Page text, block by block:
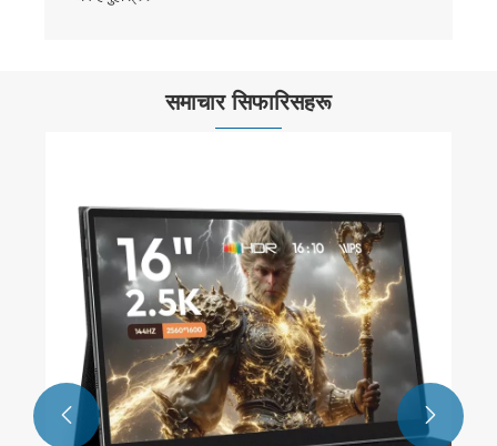
समाचार सिफारिसहरू
के पोर्टेबल मोनिटरहरूले बहु-उपकरण उत्पादकता र
मनोरन्जनलाई पुन: परिभाषित गर्दै छन्?
थप हेर्नुहोस् >>
 